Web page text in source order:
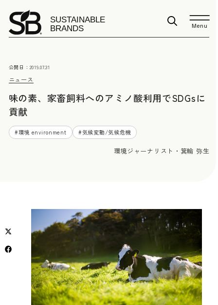
Menu
ニュース
公開日： 2019.07.31
味の素、家畜飼料へのアミノ酸利用でSDGsに
貢献
#環境 environment #気候変動/気候危機
環境ジャーナリスト・箕輪 弥生